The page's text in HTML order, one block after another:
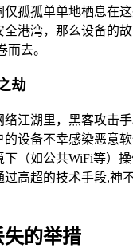
孤孤单单地栖息在
全港湾，那么设备的
而去。
劫
江湖里，黑客攻击手
的设备不幸感染恶意
（如公共WiFi等）
过高超的技术手段,神
的举措